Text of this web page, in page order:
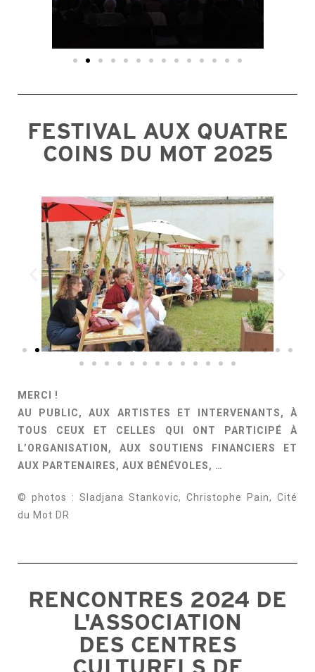
FESTIVAL AUX QUATRE
COINS DU MOT 2025
MERCI !
AU PUBLIC, AUX ARTISTES ET INTERVENANTS, À
TOUS CEUX ET CELLES QUI ONT PARTICIPÉ À
L’ORGANISATION, AUX SOUTIENS FINANCIERS ET
AUX PARTENAIRES, AUX BÉNÉVOLES, …
© photos : Sladjana Stankovic, Christophe Pain, Cité
du Mot DR
RENCONTRES 2024 DE
L'ASSOCIATION
DES CENTRES
CULTURELS DE